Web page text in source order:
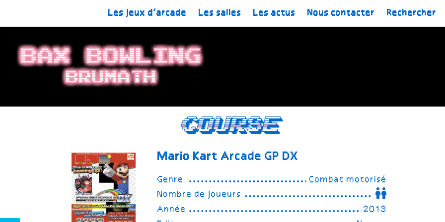
Les jeux d’arcade Les salles Les actus Nous contacter Rechercher
Bax Bowling
Brumath
Course
Mario Kart Arcade GP DX
Genre
Combat motorisé
Nombre de joueurs
Année
2013